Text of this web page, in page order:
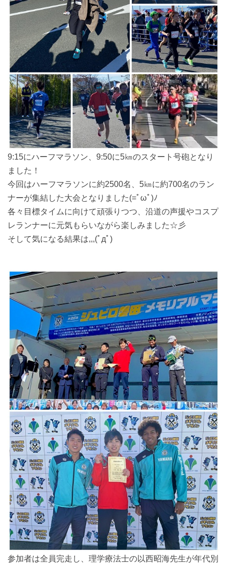
9:15にハーフマラソン、9:50に5㎞のスタート号砲となり
ました！
今回はハーフマラソンに約2500名、5㎞に約700名のラン
ナーが集結した大会となりました(=ﾟωﾟ)ﾉ
各々目標タイムに向けて頑張りつつ、沿道の声援やコスプ
レランナーに元気もらいながら楽しみました☆彡
そして気になる結果は,,,(ﾟдﾟ)
参加者は全員完走し、理学療法士の以西昭海先生が年代別